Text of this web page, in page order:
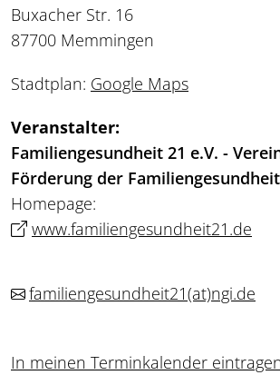
Buxacher Str. 16
87700 Memmingen
Stadtplan: Google Maps
Veranstalter:
Familiengesundheit 21 e.V. -
Förderung der Familiengesundheit
Homepage:
www.familiengesundheit21.de
familiengesundheit21(at)ngi.de
In meinen Terminkalender